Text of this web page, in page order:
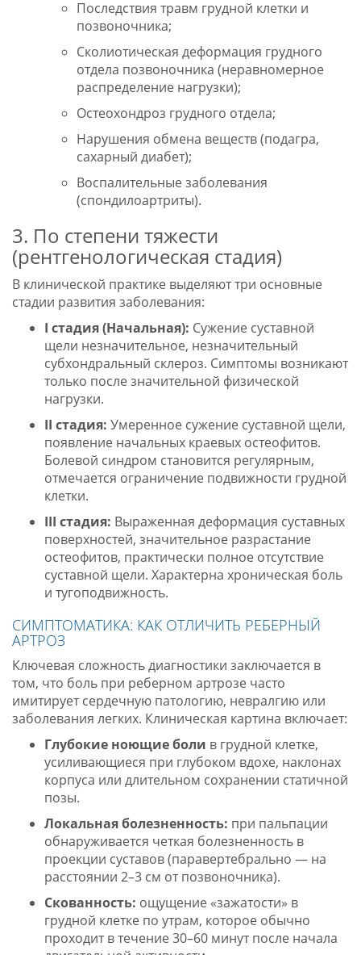
Последствия травм грудной клетки и
позвоночника;
Сколиотическая деформация грудного
отдела позвоночника (неравномерное
распределение нагрузки);
Остеохондроз грудного отдела;
Нарушения обмена веществ (подагра,
сахарный диабет);
Воспалительные заболевания
(спондилоартриты).
3. По степени тяжести
(рентгенологическая стадия)
В клинической практике выделяют три основные
стадии развития заболевания:
I стадия (Начальная): Сужение суставной
щели незначительное, незначительный
субхондральный склероз. Симптомы возникают
только после значительной физической
нагрузки.
II стадия: Умеренное сужение суставной щели,
появление начальных краевых остеофитов.
Болевой синдром становится регулярным,
отмечается ограничение подвижности грудной
клетки.
III стадия: Выраженная деформация суставных
поверхностей, значительное разрастание
остеофитов, практически полное отсутствие
суставной щели. Характерна хроническая боль
и тугоподвижность.
СИМПТОМАТИКА: КАК ОТЛИЧИТЬ РЕБЕРНЫЙ
АРТРОЗ
Ключевая сложность диагностики заключается в
том, что боль при реберном артрозе часто
имитирует сердечную патологию, невралгию или
заболевания легких. Клиническая картина включает:
Глубокие ноющие боли в грудной клетке,
усиливающиеся при глубоком вдохе, наклонах
корпуса или длительном сохранении статичной
позы.
Локальная болезненность: при пальпации
обнаруживается четкая болезненность в
проекции суставов (паравертебрально — на
расстоянии 2–3 см от позвоночника).
Скованность: ощущение «зажатости» в
грудной клетке по утрам, которое обычно
проходит в течение 30–60 минут после начала